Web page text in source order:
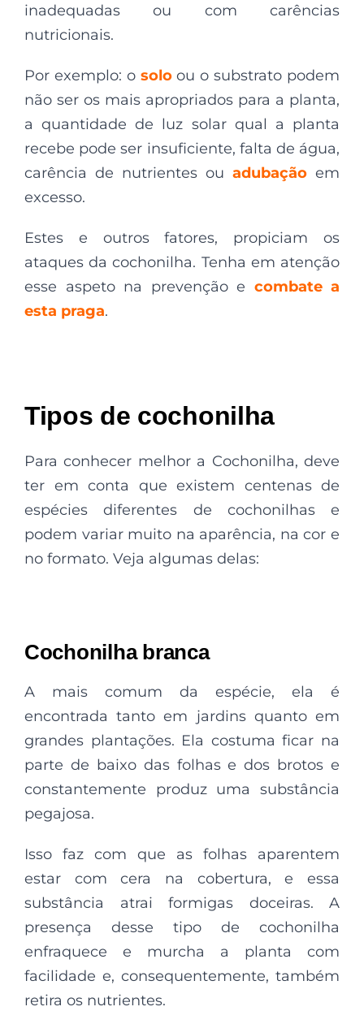
inadequadas ou com carências
nutricionais.
Por exemplo: o solo ou o substrato podem
não ser os mais apropriados para a planta,
a quantidade de luz solar qual a planta
recebe pode ser insuficiente, falta de água,
carência de nutrientes ou adubação em
excesso.
Estes e outros fatores, propiciam os
ataques da cochonilha. Tenha em atenção
esse aspeto na prevenção e combate a
esta praga.
Tipos de cochonilha
Para conhecer melhor a Cochonilha, deve
ter em conta que existem centenas de
espécies diferentes de cochonilhas e
podem variar muito na aparência, na cor e
no formato. Veja algumas delas:
Cochonilha branca
A mais comum da espécie, ela é
encontrada tanto em jardins quanto em
grandes plantações. Ela costuma ficar na
parte de baixo das folhas e dos brotos e
constantemente produz uma substância
pegajosa.
Isso faz com que as folhas aparentem
estar com cera na cobertura, e essa
substância atrai formigas doceiras. A
presença desse tipo de cochonilha
enfraquece e murcha a planta com
facilidade e, consequentemente, também
retira os nutrientes.